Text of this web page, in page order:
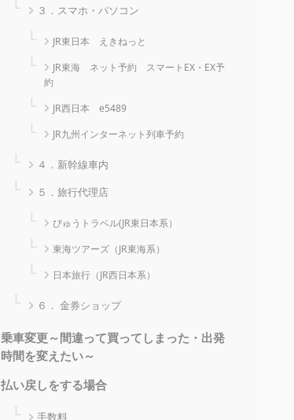
３．スマホ・パソコン
JR東日本 えきねっと
JR東海 ネット予約 スマートEX・EX予
約
JR西日本 e5489
JR九州インターネット列車予約
４．新幹線車内
５．旅行代理店
びゅうトラベル(JR東日本系）
東海ツアーズ（JR東海系）
日本旅行（JR西日本系）
６． 金券ショップ
乗車変更～間違って買ってしまった・出発
時間を変えたい～
払い戻しをする場合
手数料